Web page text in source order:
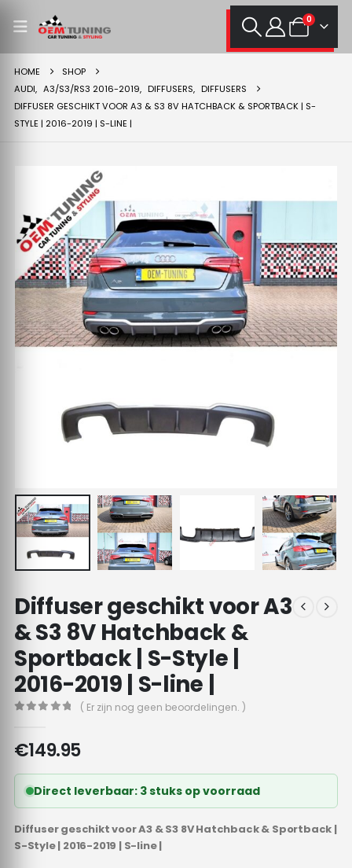
0
HOME
SHOP
AUDI, A3/S3/RS3 2016-2019, DIFFUSERS, DIFFUSERS
DIFFUSER GESCHIKT VOOR A3 & S3 8V HATCHBACK & SPORTBACK | S-
STYLE | 2016-2019 | S-LINE |
Diffuser geschikt voor A3
& S3 8V Hatchback &
Sportback | S-Style |
2016-2019 | S-line |
( Er zijn nog geen beoordelingen. )
€149.95
Direct leverbaar: 3 stuks op voorraad
Diffuser geschikt voor A3 & S3 8V Hatchback & Sportback |
S-Style | 2016-2019 | S-line |